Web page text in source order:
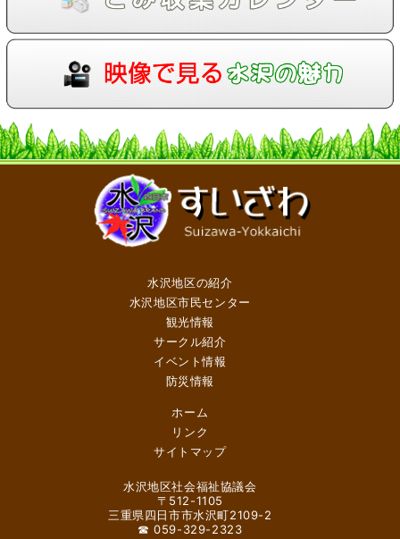
水沢地区の紹介
水沢地区市民センター
観光情報
サークル紹介
イベント情報
防災情報
ホーム
リンク
サイトマップ
水沢地区社会福祉協議会
〒512-1105
三重県四日市市水沢町2109-2
☎ 059-329-2323